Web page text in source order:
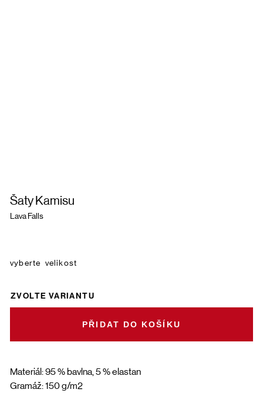
Šaty Kamisu
Lava Falls
Materiál: 95 % bavlna, 5 % elastan
Gramáž: 150 g/m2
velikost
ZVOLTE VARIANTU
DO KOŠÍKU